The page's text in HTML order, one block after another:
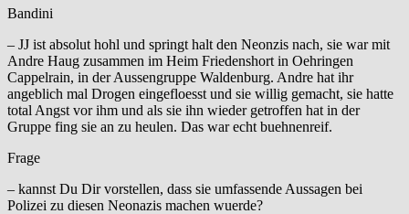
Bandini
– JJ ist absolut hohl und springt halt den Neonzis nach, sie war mit
Andre Haug zusammen im Heim Friedenshort in Oehringen
Cappelrain, in der Aussengruppe Waldenburg. Andre hat ihr
angeblich mal Drogen eingefloesst und sie willig gemacht, sie hatte
total Angst vor ihm und als sie ihn wieder getroffen hat in der
Gruppe fing sie an zu heulen. Das war echt buehnenreif.
Frage
– kannst Du Dir vorstellen, dass sie umfassende Aussagen bei
Polizei zu diesen Neonazis machen wuerde?